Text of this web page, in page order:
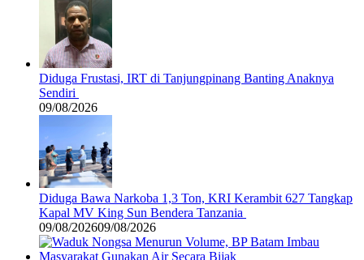
Diduga Frustasi, IRT di Tanjungpinang Banting Anaknya
Sendiri
09/08/2026
Diduga Bawa Narkoba 1,3 Ton, KRI Kerambit 627 Tangkap
Kapal MV King Sun Bendera Tanzania
09/08/202609/08/2026